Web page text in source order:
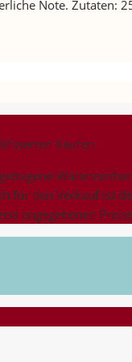
Note. Zutaten:
Käufen.
für den Verkauf ist
angegebenen